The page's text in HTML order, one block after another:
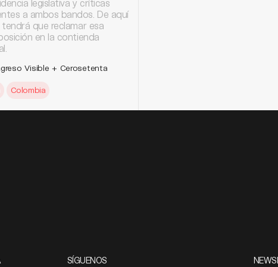
legislativa y críticas
a ambos bandos. De aquí
tendrá que reclamar esa
en la contienda
Visible + Cerosetenta
Colombia
SÍGUENOS